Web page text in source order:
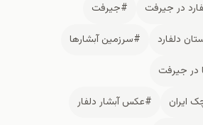
در جیرفت
#جیرفت
دلفارد
#سرزمین آبشارها
در جیرفت
ایران
#عکس آبشار دلفار